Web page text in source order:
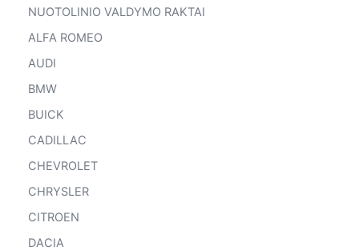
NUOTOLINIO VALDYMO RAKTAI
ALFA ROMEO
AUDI
BMW
BUICK
CADILLAC
CHEVROLET
CHRYSLER
CITROEN
DACIA